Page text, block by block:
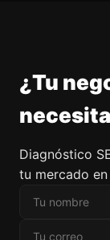
¿Tu
Diagnóstico
tu mercado